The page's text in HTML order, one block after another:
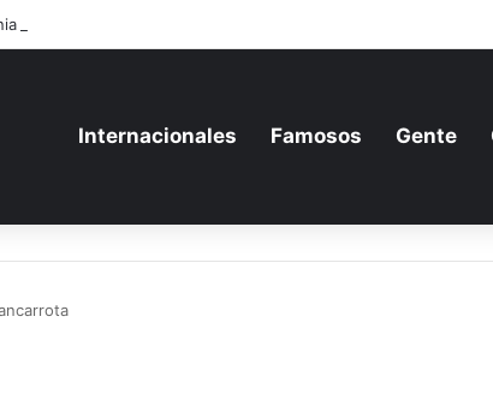
aumenta su gasto militar y busca consolidarse como potencia
Internacionales Famosos Gente